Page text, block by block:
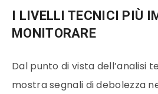
I LIVELLI TECNICI PIÙ
MONITORARE
Dal punto di vista dell’analisi
mostra segnali di debolezza